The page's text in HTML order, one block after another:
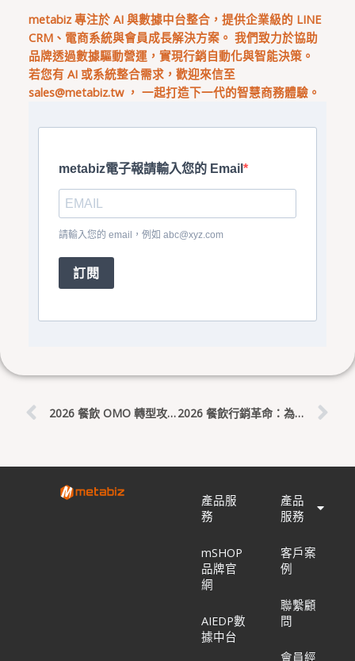
metabiz 專注於 AI 與數據中台整合，提供企業級的 LINE
CRM、電商系統與會員成長解決方案。 我們致力於協助
品牌透過數據驅動營運，實現行銷自動化與智能決策。
若您有 AI 或系統整合需求，歡迎來信至
sales@metabiz.tw， 一起打造下一代的智慧商務體驗。
metabiz電子報請輸入您的 Email
請輸入您的 email，例如 abc@xyz.com
訂閱
2026 餐飲 OMO 轉型攻略：從內用到即食包，用發票數據打造單一顧客視圖 2026 餐飲行銷革命：為何中高價位餐廳這時候必須經營私域流量？metabiz AI 深度解析
產品服
務
mSHOP
品牌官
網
AIEDP數
據中台
產品
服務
客戶案
例
聯繫顧
問
會員經